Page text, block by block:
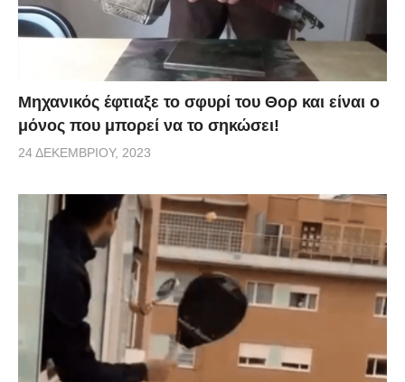
Μηχανικός έφτιαξε το σφυρί του Θορ και είναι ο
μόνος που μπορεί να το σηκώσει!
24 ΔΕΚΕΜΒΡΊΟΥ, 2023